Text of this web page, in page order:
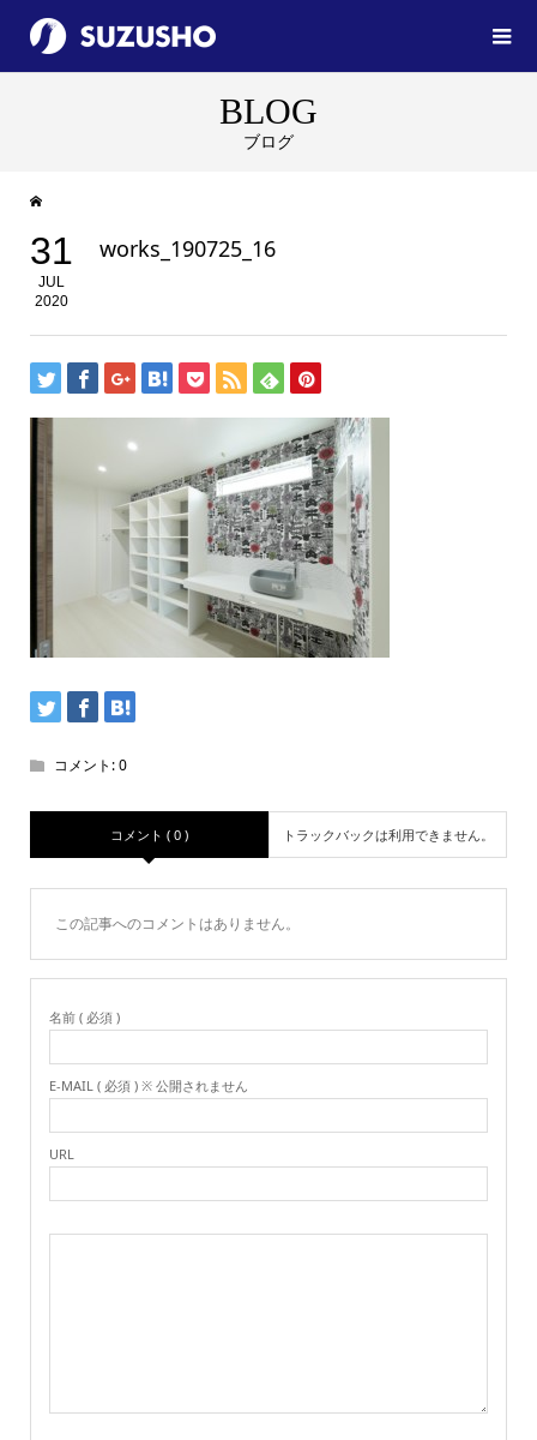
BLOG
ブログ
31
JUL
2020
works_190725_16
コメント:0
コメント ( 0 ) トラックバックは利用できません。
この記事へのコメントはありません。
名前 ( 必須 )
E-MAIL ( 必須 ) ※ 公開されません
URL